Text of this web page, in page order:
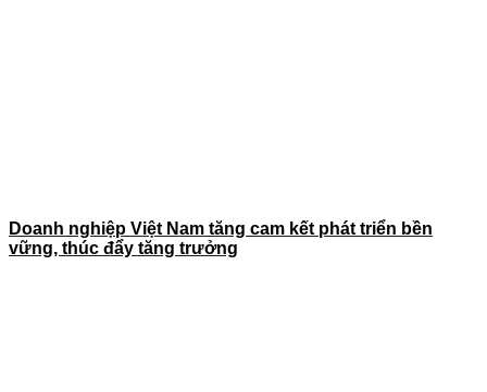
Doanh nghiệp Việt Nam tăng cam kết phát triển bền
vững, thúc đẩy tăng trưởng